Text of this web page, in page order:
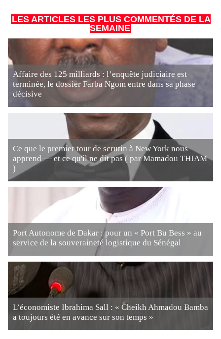
LES ARTICLES LES PLUS COMMENTÉS DE LA
SEMAINE
Affaire des 125 milliards : l’enquête judiciaire est
terminée, le dossier Farba Ngom entre dans sa phase
décisive
Ce que le premier tour de scrutin à New York nous
apprend — et ce qu'il ne dit pas ( par Mamadou THIAM
)
Port Autonome de Dakar : pour un « Port Bu Bess » au
service de la souveraineté logistique du Sénégal
L’économiste Ibrahima Sall : « Cheikh Ahmadou Bamba
a toujours été en avance sur son temps »